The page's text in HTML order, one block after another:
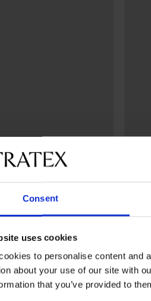
Consent
uses cookies
to personalise content and
about your use of our site with
that you’ve provided to
Sofia
zmenšující
HODNOCENÍ